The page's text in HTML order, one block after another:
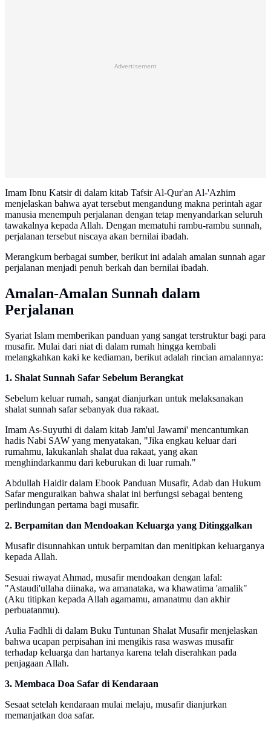
Advertisement
Imam Ibnu Katsir di dalam kitab Tafsir Al-Qur'an Al-'Azhim
menjelaskan bahwa ayat tersebut mengandung makna perintah agar
manusia menempuh perjalanan dengan tetap menyandarkan seluruh
tawakalnya kepada Allah. Dengan mematuhi rambu-rambu sunnah,
perjalanan tersebut niscaya akan bernilai ibadah.
Merangkum berbagai sumber, berikut ini adalah amalan sunnah agar
perjalanan menjadi penuh berkah dan bernilai ibadah.
Amalan-Amalan Sunnah dalam
Perjalanan
Syariat Islam memberikan panduan yang sangat terstruktur bagi para
musafir. Mulai dari niat di dalam rumah hingga kembali
melangkahkan kaki ke kediaman, berikut adalah rincian amalannya:
1. Shalat Sunnah Safar Sebelum Berangkat
Sebelum keluar rumah, sangat dianjurkan untuk melaksanakan
shalat sunnah safar sebanyak dua rakaat.
Imam As-Suyuthi di dalam kitab Jam'ul Jawami' mencantumkan
hadis Nabi SAW yang menyatakan, "Jika engkau keluar dari
rumahmu, lakukanlah shalat dua rakaat, yang akan
menghindarkanmu dari keburukan di luar rumah."
Abdullah Haidir dalam Ebook Panduan Musafir, Adab dan Hukum
Safar menguraikan bahwa shalat ini berfungsi sebagai benteng
perlindungan pertama bagi musafir.
2. Berpamitan dan Mendoakan Keluarga yang Ditinggalkan
Musafir disunnahkan untuk berpamitan dan menitipkan keluarganya
kepada Allah.
Sesuai riwayat Ahmad, musafir mendoakan dengan lafal:
"Astaudi'ullaha diinaka, wa amanataka, wa khawatima 'amalik"
(Aku titipkan kepada Allah agamamu, amanatmu dan akhir
perbuatanmu).
Aulia Fadhli di dalam Buku Tuntunan Shalat Musafir menjelaskan
bahwa ucapan perpisahan ini mengikis rasa waswas musafir
terhadap keluarga dan hartanya karena telah diserahkan pada
penjagaan Allah.
3. Membaca Doa Safar di Kendaraan
Sesaat setelah kendaraan mulai melaju, musafir dianjurkan
memanjatkan doa safar.